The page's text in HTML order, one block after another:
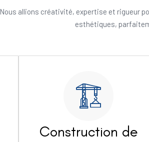
Nous allions créativité, expertise et rigueur
esthétiques,
Construction de